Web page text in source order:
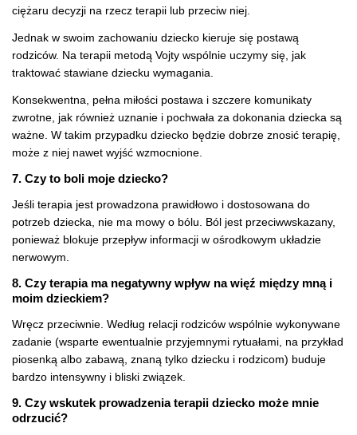
ciężaru decyzji na rzecz terapii lub przeciw niej.
Jednak w swoim zachowaniu dziecko kieruje się postawą
rodziców. Na terapii metodą Vojty wspólnie uczymy się, jak
traktować stawiane dziecku wymagania.
Konsekwentna, pełna miłości postawa i szczere komunikaty
zwrotne, jak również uznanie i pochwała za dokonania dziecka są
ważne. W takim przypadku dziecko będzie dobrze znosić terapię,
może z niej nawet wyjść wzmocnione.
7. Czy to boli moje dziecko?
Jeśli terapia jest prowadzona prawidłowo i dostosowana do
potrzeb dziecka, nie ma mowy o bólu. Ból jest przeciwwskazany,
ponieważ blokuje przepływ informacji w ośrodkowym układzie
nerwowym.
8. Czy terapia ma negatywny wpływ na więź między mną i
moim dzieckiem?
Wręcz przeciwnie. Według relacji rodziców wspólnie wykonywane
zadanie (wsparte ewentualnie przyjemnymi rytuałami, na przykład
piosenką albo zabawą, znaną tylko dziecku i rodzicom) buduje
bardzo intensywny i bliski związek.
9. Czy wskutek prowadzenia terapii dziecko może mnie
odrzucić?